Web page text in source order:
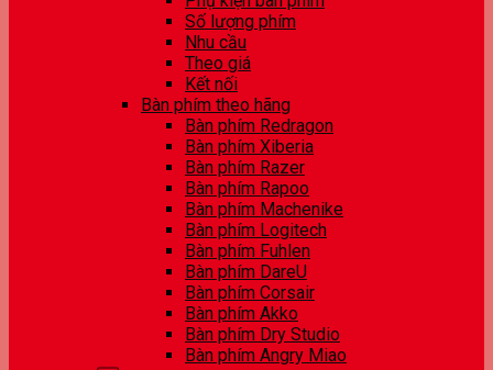
Số lượng phím
Nhu cầu
Theo giá
Kết nối
Bàn phím theo hãng
Bàn phím Redragon
Bàn phím Xiberia
Bàn phím Razer
Bàn phím Rapoo
Bàn phím Machenike
Bàn phím Logitech
Bàn phím Fuhlen
Bàn phím DareU
Bàn phím Corsair
Bàn phím Akko
Bàn phím Dry Studio
Bàn phím Angry Miao